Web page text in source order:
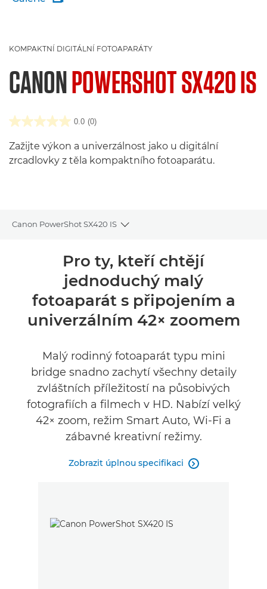
KOMPAKTNÍ DIGITÁLNÍ FOTOAPARÁTY
CANONPOWERSHOT SX420 IS
0.0 (0)
Zažijte výkon a univerzálnost jako u digitální
zrcadlovky z těla kompaktního fotoaparátu.
Canon PowerShot SX420 IS
Toggle breadcrumbs
Pro ty, kteří chtějí
jednoduchý malý
fotoaparát s připojením a
univerzálním 42× zoomem
Malý rodinný fotoaparát typu mini
bridge snadno zachytí všechny detaily
zvláštních příležitostí na působivých
fotografiích a filmech v HD. Nabízí velký
42× zoom, režim Smart Auto, Wi-Fi a
zábavné kreativní režimy.
Zobrazit úplnou specifikaci 